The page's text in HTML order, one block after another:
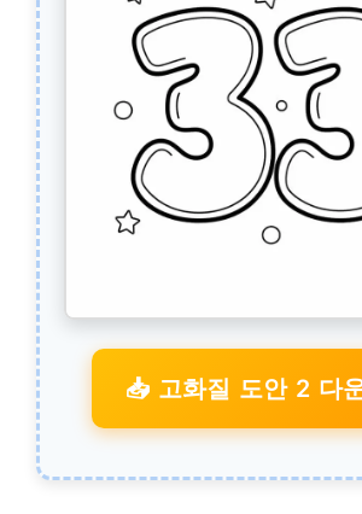
📥 고화질 도안 2 다